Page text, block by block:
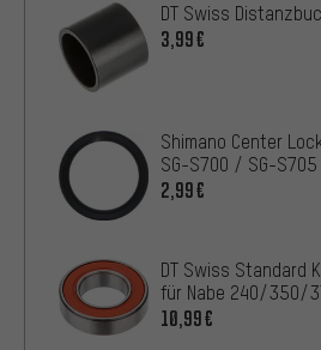
DT Swiss
3,99€
Shimano Center
SG-S700 / SG-S705
2,99€
DT Swiss Standard
für Nabe 240/350/
1550
10,99€